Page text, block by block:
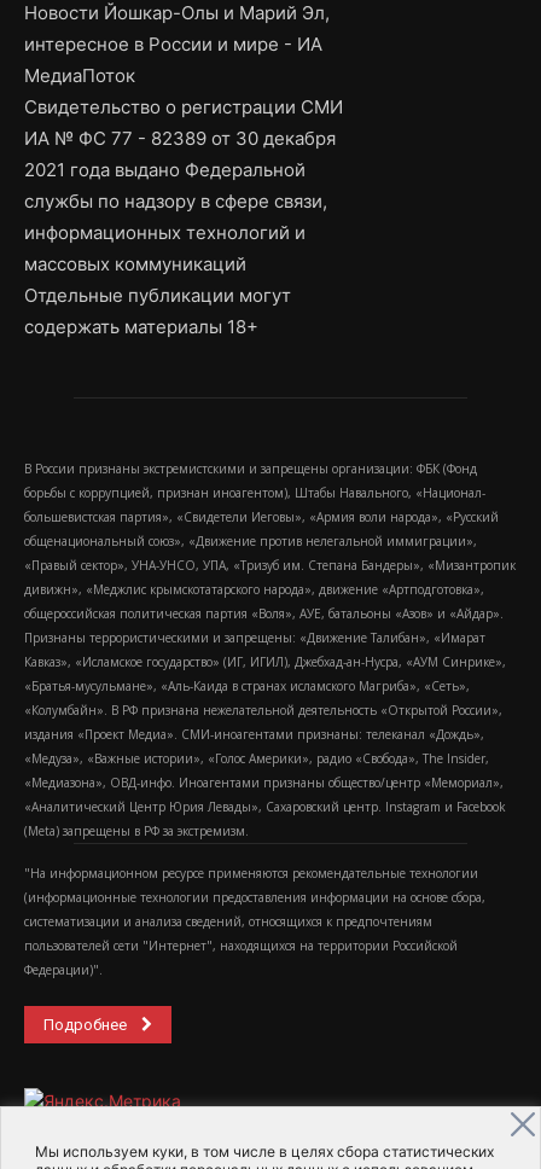
Мы используем куки, в том числе в целях сбора статистических
Новости Йошкар-Олы и Марий Эл,
интересное в России и мире - ИА
МедиаПоток
Свидетельство о регистрации СМИ
ИА № ФС 77 - 82389 от 30 декабря
2021 года выдано Федеральной
службы по надзору в сфере связи,
информационных технологий и
массовых коммуникаций
Отдельные публикации могут
содержать материалы 18+
В России признаны экстремистскими и запрещены организации: ФБК (Фонд
борьбы с коррупцией, признан иноагентом), Штабы Навального, «Национал-
большевистская партия», «Свидетели Иеговы», «Армия воли народа», «Русский
общенациональный союз», «Движение против нелегальной иммиграции»,
«Правый сектор», УНА-УНСО, УПА, «Тризуб им. Степана Бандеры», «Мизантропик
дивижн», «Меджлис крымскотатарского народа», движение «Артподготовка»,
общероссийская политическая партия «Воля», АУЕ, батальоны «Азов» и «Айдар».
Признаны террористическими и запрещены: «Движение Талибан», «Имарат
Кавказ», «Исламское государство» (ИГ, ИГИЛ), Джебхад-ан-Нусра, «АУМ Синрике»,
«Братья-мусульмане», «Аль-Каида в странах исламского Магриба», «Сеть»,
«Колумбайн». В РФ признана нежелательной деятельность «Открытой России»,
издания «Проект Медиа». СМИ-иноагентами признаны: телеканал «Дождь»,
«Медуза», «Важные истории», «Голос Америки», радио «Свобода», The Insider,
«Медиазона», ОВД-инфо. Иноагентами признаны общество/центр «Мемориал»,
«Аналитический Центр Юрия Левады», Сахаровский центр. Instagram и Facebook
(Metа) запрещены в РФ за экстремизм.
"На информационном ресурсе применяются рекомендательные технологии
(информационные технологии предоставления информации на основе сбора,
систематизации и анализа сведений, относящихся к предпочтениям
пользователей сети "Интернет", находящихся на территории Российской
Федерации)".
Подробнее